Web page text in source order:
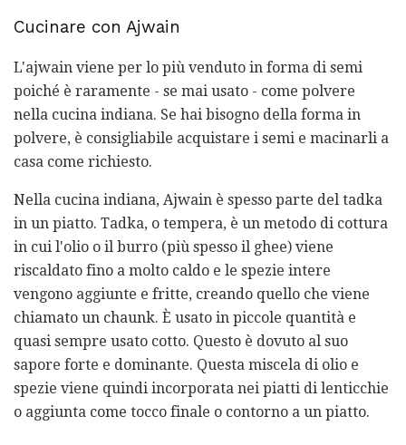
Cucinare con Ajwain
L'ajwain viene per lo più venduto in forma di semi
poiché è raramente - se mai usato - come polvere
nella cucina indiana. Se hai bisogno della forma in
polvere, è consigliabile acquistare i semi e macinarli a
casa come richiesto.
Nella cucina indiana, Ajwain è spesso parte del tadka
in un piatto. Tadka, o tempera, è un metodo di cottura
in cui l'olio o il burro (più spesso il ghee) viene
riscaldato fino a molto caldo e le spezie intere
vengono aggiunte e fritte, creando quello che viene
chiamato un chaunk. È usato in piccole quantità e
quasi sempre usato cotto. Questo è dovuto al suo
sapore forte e dominante. Questa miscela di olio e
spezie viene quindi incorporata nei piatti di lenticchie
o aggiunta come tocco finale o contorno a un piatto.